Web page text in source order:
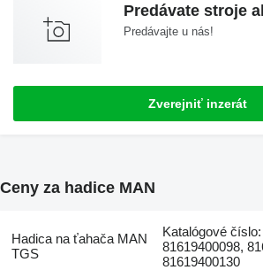
Predávate stroje
Predávajte u nás!
Zverejniť inzerát
Ceny za hadice MAN
Hadica na ťahača MAN
TGS
Katalógové
81619400098,
81619400130